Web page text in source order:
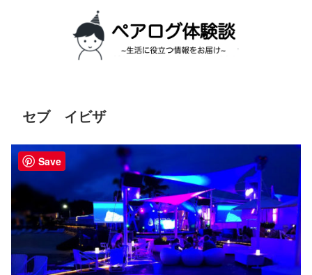
セブ イビザ
Save